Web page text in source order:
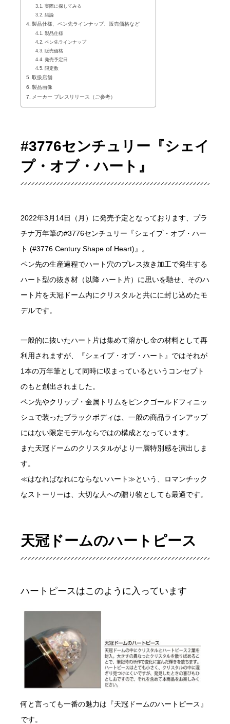
実際に探してみる
結論
製品仕様、ペン先ラインナップ、販売価格など
製品仕様
ペン先ラインナップ
販売価格
発売予定日
限定数
取扱店舗
製品画像
メーカー プレスリリース（ご参考）
#3776センチュリー『シェイ
プ・オブ・ハート』
2022年3月14日（月）に発売予定となっております、プラ
チナ万年筆の#3776センチュリー『シェイプ・オブ・ハー
ト (#3776 Century Shape of Heart)』。
ペン先の生産過程でハート穴のプレス抜き加工で発生する
ハート型の抜き材（以降 ハート片）に思いを馳せ、そのハ
ート片を天冠ドーム内にクリスタルと共にに封じ込めたモ
デルです。
一般的に抜いたハート片は集めて溶かし金の材料として再
利用されますが、『シェイプ・オブ・ハート』ではそれが
1本の万年筆として同時に収まっているというコンセプト
のもと創出されました。
ペン先やクリップ・金属トリムをピンクゴールドフィニッ
シュで装ったブラックボディは、一般の商品ラインアップ
にはない限定モデルならではの構成となっています。
また天冠ドームのクリスタルがより一層特別感を演出しま
す。
≪はなればなれにならないハート≫という、ロマンチック
なストーリーは、大切な人への贈り物としても最適です。
天冠ドームのハートピース
ハートピースはこのように入っています
何と言っても一番の魅力は『天冠ドームのハートピース』
です。